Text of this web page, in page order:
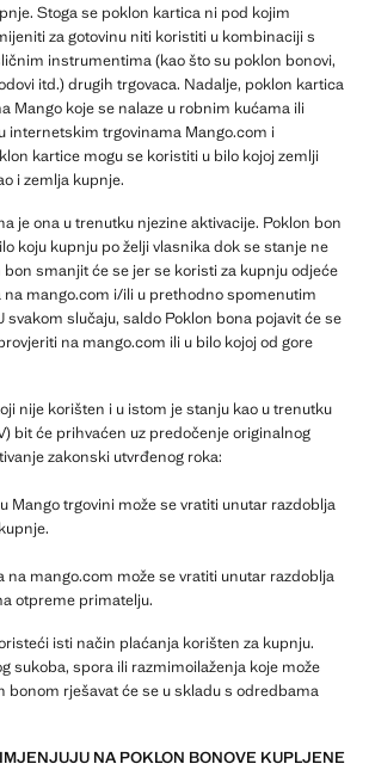
Stoga se poklon kartica ni pod kojim
za gotovinu niti koristiti u kombinaciji s
instrumentima (kao što su poklon bonovi,
itd.) drugih trgovaca. Nadalje, poklon kartica
Mango koje se nalaze u robnim kućama ili
internetskim trgovinama Mango.com i
kartice mogu se koristiti u bilo kojoj zemlji
i zemlja kupnje.
je ona u trenutku njezine aktivacije. Poklon bon
koju kupnju po želji vlasnika dok se stanje ne
smanjit će se jer se koristi za kupnju odjeće
mango.com i/ili u prethodno spomenutim
svakom slučaju, saldo Poklon bona pojavit će se
na mango.com ili u bilo kojoj od gore
nije korišten i u istom je stanju kao u trenutku
bit će prihvaćen uz predočenje originalnog
zakonski utvrđenog roka:
Mango trgovini može se vratiti unutar razdoblja
na mango.com može se vratiti unutar razdoblja
otpreme primatelju.
isti način plaćanja korišten za kupnju.
sukoba, spora ili razmimoilaženja koje može
bonom rješavat će se u skladu s odredbama
NA POKLON BONOVE KUPLJENE